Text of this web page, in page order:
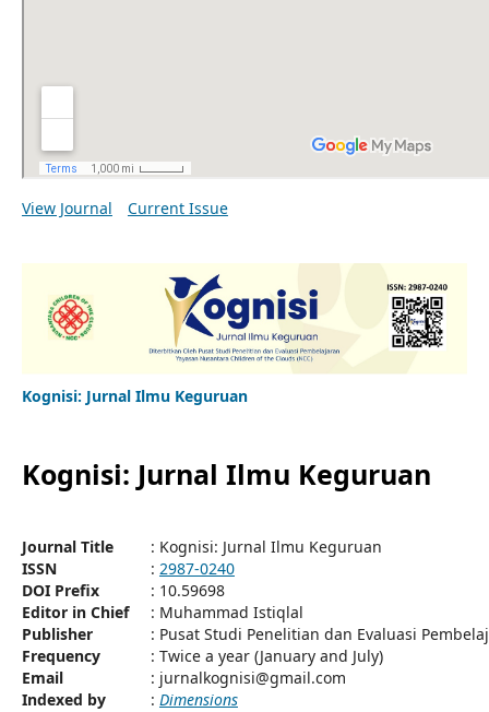
View Journal Current Issue
Kognisi: Jurnal Ilmu Keguruan
Kognisi: Jurnal Ilmu Keguruan
Journal Title
: Kognisi: Jurnal Ilmu Keguruan
ISSN
: 2987-0240
DOI Prefix
: 10.59698
Editor in Chief
: Muhammad Istiqlal
Publisher
: Pusat Studi Penelitian dan Evaluasi
Frequency
: Twice a year (January and July)
Email
: jurnalkognisi@gmail.com
Indexed by
: Dimensions